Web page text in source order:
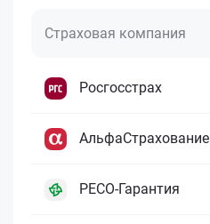
Страховая компания
Росгосстрах
АльфаСтрахование
РЕСО-Гарантия